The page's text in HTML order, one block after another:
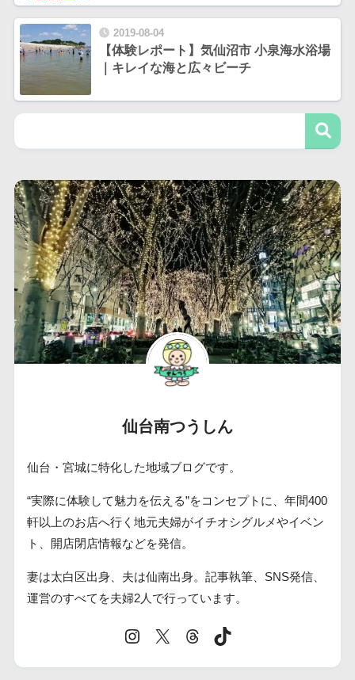
2019-08-04
【体験レポート】気仙沼市 小泉海水浴場
｜キレイな海と広々ビーチ
仙台南つうしん
仙台・宮城に特化した地域ブログです。
“実際に体験して魅力を伝える”をコンセプトに、年間400
軒以上のお店へ行く地元夫婦がイチオシグルメやイベン
ト、開店閉店情報などを発信。
妻は太白区出身、夫は仙南出身。記事執筆、SNS発信、
運営のすべてを夫婦2人で行っています。